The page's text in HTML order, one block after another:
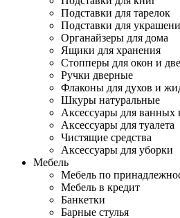
Подставки для тарелок
Подставки для
Органайзеры для дома
Ящики для хранения
Стопперы для окон и
Ручки дверные
Флаконы для духов и
Шкуры натуральные
Аксессуары для ванных
Аксессуары для туалета
Чистящие средства
Аксессуары для уборки
Мебель
Мебель по
Мебель в кредит
Банкетки
Барные стулья